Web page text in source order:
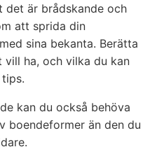
är brådskande och
att sprida din
sina bekanta. Berätta
ha, och vilka du kan
kan du också behöva
boendeformer än den du